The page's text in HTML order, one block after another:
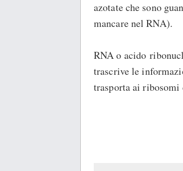
azotate che sono
mancare nel RNA).
RNA o acido
trascrive le
trasporta ai ribosomi